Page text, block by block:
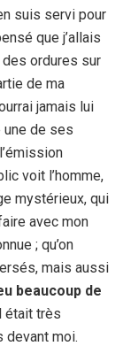
suis servi pour
que j’allais
ordures sur
de ma
jamais lui
une de ses
voit l’homme,
mystérieux, qui
avec mon
; qu’on
mais aussi
beaucoup de
était très
devant moi.